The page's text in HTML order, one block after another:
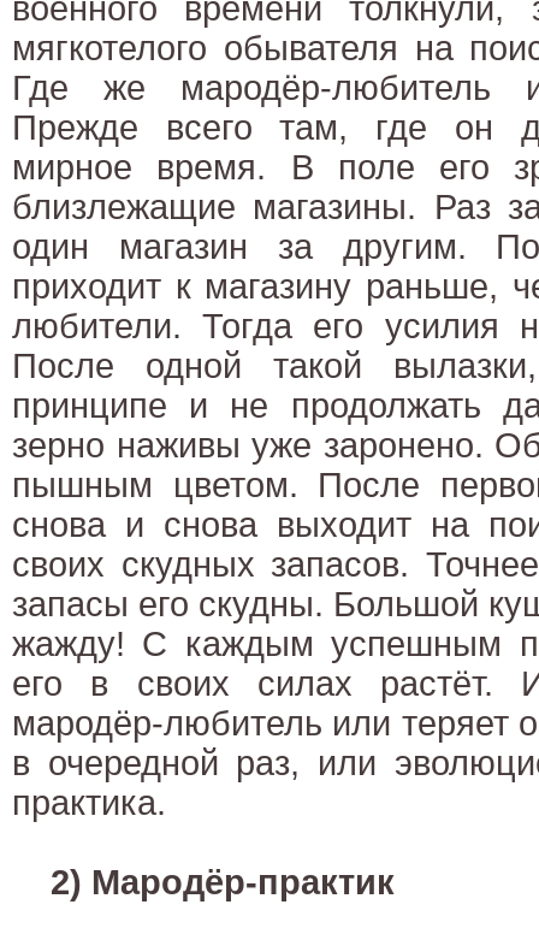
военного времени толкнули,
мягкотелого обывателя на
Где же мародёр-любитель
Прежде всего там, где он
мирное время. В поле его
близлежащие магазины. Раз
один магазин за другим.
приходит к магазину раньше,
любители. Тогда его усилия
После одной такой
принципе и не продолжать
зерно наживы уже заронено.
пышным цветом. После
снова и снова выходит на
своих скудных запасов.
запасы его скудны. Большой
жажду! С каждым успешным
его в своих силах растёт.
мародёр-любитель или теряет
в очередной раз, или
практика.
2) Мародёр-практик